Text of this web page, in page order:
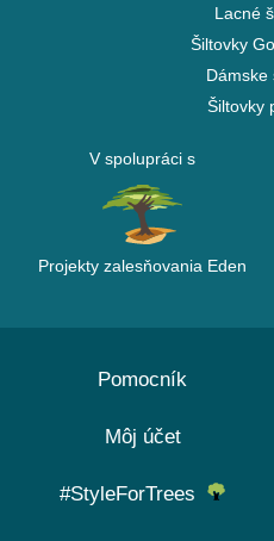
Lacné
Šiltovky
Dámske
Šiltovky
V spolupráci s
Projekty zalesňovania Eden
Pomocník
Môj účet
#StyleForTrees